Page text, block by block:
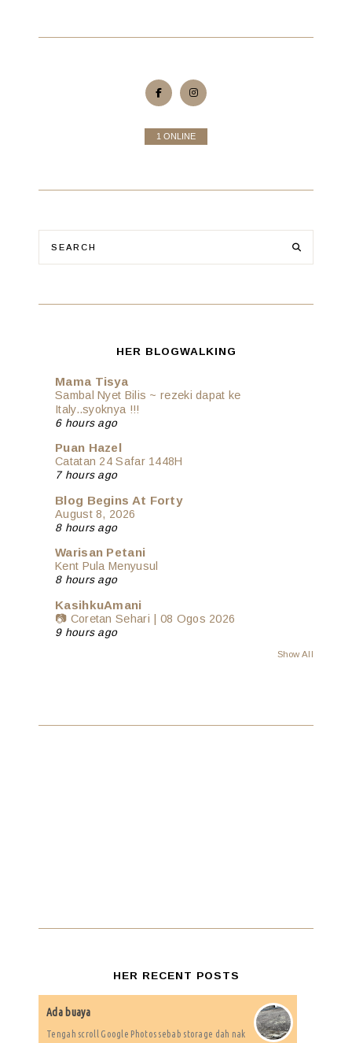
1 ONLINE
HER BLOGWALKING
Mama Tisya
Sambal Nyet Bilis ~ rezeki dapat ke
Italy..syoknya !!!
6 hours ago
Puan Hazel
Catatan 24 Safar 1448H
7 hours ago
Blog Begins At Forty
August 8, 2026
8 hours ago
Warisan Petani
Kent Pula Menyusul
8 hours ago
KasihkuAmani
📷 Coretan Sehari | 08 Ogos 2026
9 hours ago
Show All
HER RECENT POSTS
Ada buaya
Tengah scroll Google Photos sebab storage dah nak